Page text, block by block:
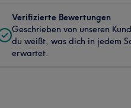
Verifizierte Bewertungen
Geschrieben von unseren
du weißt, was dich in jedem
erwartet.